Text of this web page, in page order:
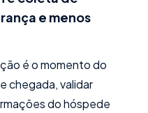
e menos
é o momento do
chegada, validar
do hóspede